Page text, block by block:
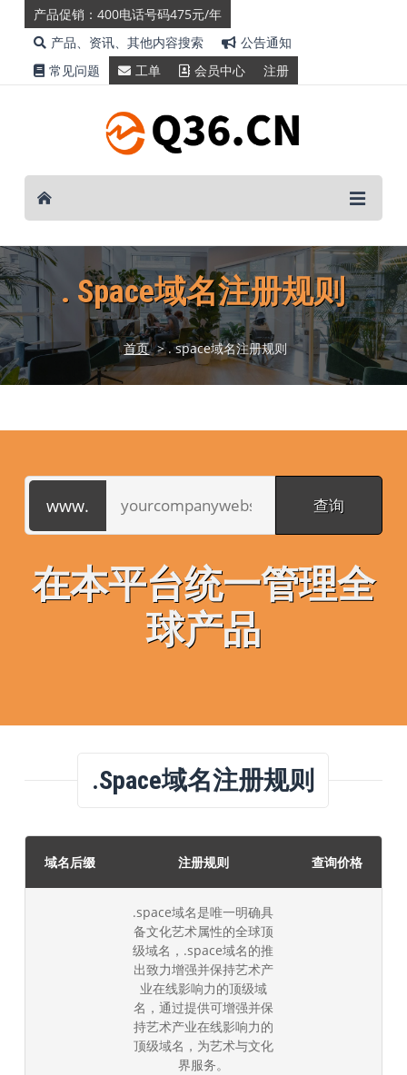
产品促销：400电话号码475元/年
产品、资讯、其他内容搜索
公告通知
常见问题
工单 会员中心 注册
. Space域名注册规则
首页 > . space域名注册规则
在本平台统一管理全
球产品
.space域名注册规则
域名后缀 注册规则 查询价格
.space域名是唯一明确具
备文化艺术属性的全球顶
级域名，.space域名的推
出致力增强并保持艺术产
业在线影响力的顶级域
名，通过提供可增强并保
持艺术产业在线影响力的
顶级域名，为艺术与文化
界服务。